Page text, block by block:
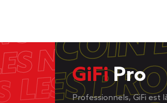
GiFiPro
Professionnels, GiFi est